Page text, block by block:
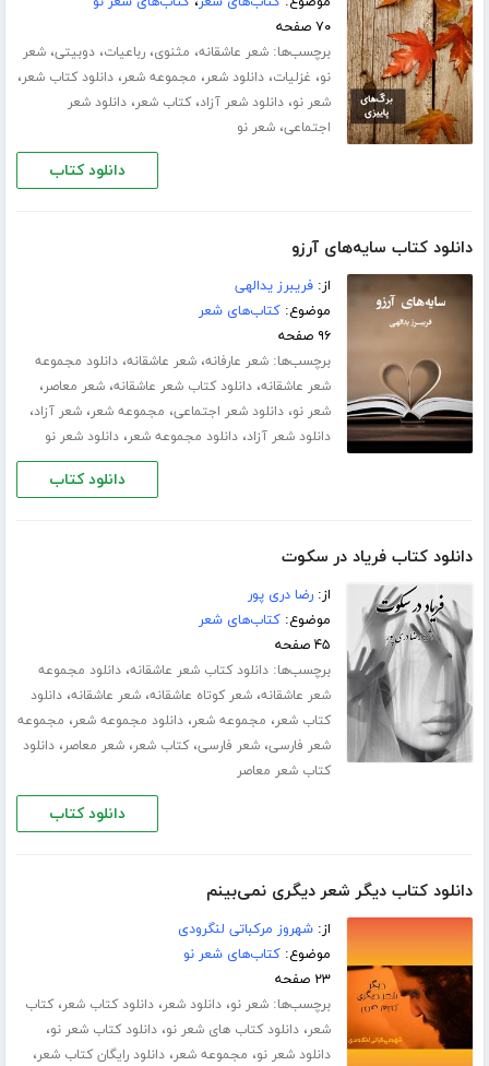
۷۰ صفحه
برچسب‌ها:شعر عاشقانه، مثنوی،رباعیات،دوبیتی،شعر
نو، غزلیات،دانلود شعر، مجموعه شعر،دانلود کتاب شعر،
شعر نو،دانلود شعر آزاد،کتاب شعر،دانلود شعر
اجتماعی،شعر نو
دانلود کتاب
دانلود کتاب سایه‌های آرزو
از:فریبرز یدالهی
موضوع:کتاب‌های شعر
۹۶ صفحه
برچسب‌ها:شعر عارفانه،شعر عاشقانه،دانلود مجموعه
شعر عاشقانه،دانلود کتاب شعر عاشقانه،شعر معاصر،
شعر نو،دانلود شعر اجتماعی، مجموعه شعر،شعر آزاد،
دانلود شعر آزاد،دانلود مجموعه شعر،دانلود شعر نو
دانلود کتاب
دانلود کتاب فریاد در سکوت
از:رضا دری پور
موضوع:کتاب‌های شعر
۴۵ صفحه
برچسب‌ها:دانلود کتاب شعر عاشقانه،دانلود مجموعه
شعر عاشقانه،شعر کوتاه عاشقانه،شعر عاشقانه،دانلود
کتاب شعر، مجموعه شعر،دانلود مجموعه شعر، مجموعه
شعر فارسی،شعر فارسی،کتاب شعر،شعر معاصر،دانلود
کتاب شعر معاصر
دانلود کتاب
دانلود کتاب دیگر شعر دیگری نمی‌بینم
از:شهروز مرکباتی لنگرودی
موضوع:کتاب‌های شعر نو
۲۳ صفحه
برچسب‌ها:شعر نو،دانلود شعر،دانلود کتاب شعر،کتاب
شعر،دانلود کتاب های شعر نو،دانلود کتاب شعر نو،
دانلود شعر نو، مجموعه شعر،دانلود رایگان کتاب شعر،